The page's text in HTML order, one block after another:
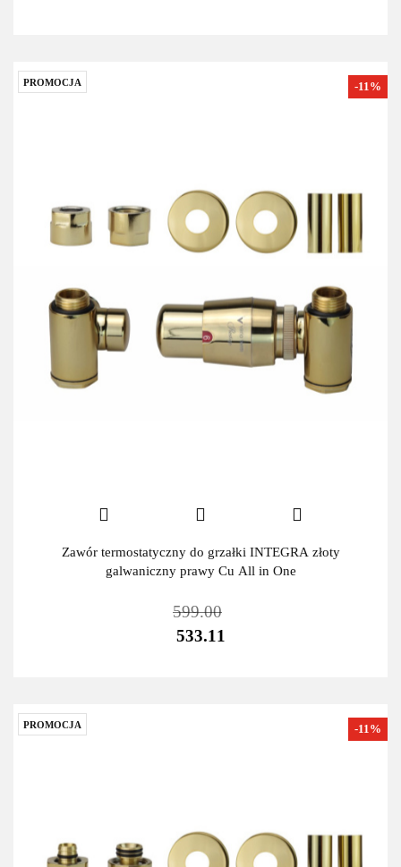
PROMOCJA
Zawór termostatyczny do grzałki INTEGRA złoty
galwaniczny prawy Cu All in One
599.00
-11%
533.11
PROMOCJA -11%